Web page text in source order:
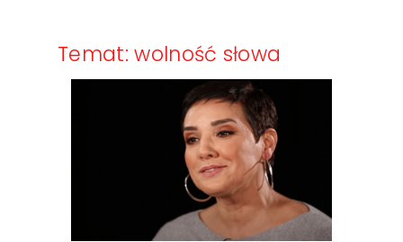
Temat: wolność słowa